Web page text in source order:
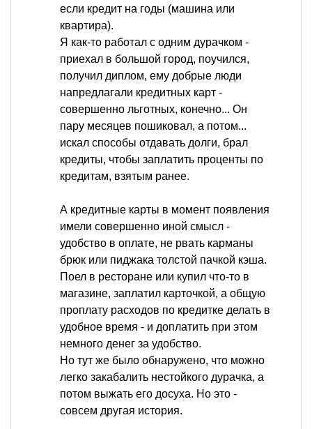
если кредит на годы (машина или
квартира).
Я как-то работал с одним дурачком -
приехал в большой город, поучился,
получил диплом, ему добрые люди
напредлагали кредитных карт -
совершенно льготных, конечно... Он
пару месяцев пошиковал, а потом...
искал способы отдавать долги, брал
кредиты, чтобы заплатить проценты по
кредитам, взятым ранее.
А кредитные карты в момент появления
имели совершенно иной смысл -
удобство в оплате, не рвать карманы
брюк или пиджака толстой пачкой кэша.
Поел в ресторане или купил что-то в
магазине, заплатил карточкой, а общую
проплату расходов по кредитке делать в
удобное время - и доплатить при этом
немного денег за удобство.
Но тут же было обнаружено, что можно
легко закабалить нестойкого дурачка, а
потом выжать его досуха. Но это -
совсем другая история.